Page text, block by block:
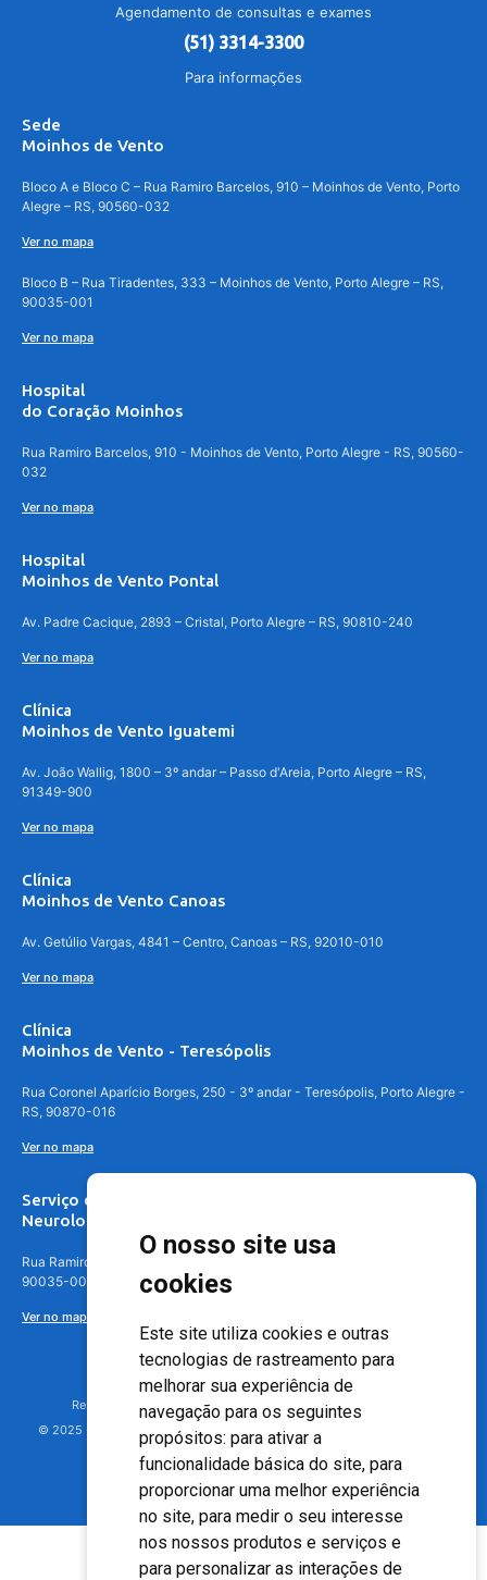
O nosso site usa
cookies
Este site utiliza cookies e outras
tecnologias de rastreamento para
melhorar sua experiência de
navegação para os seguintes
propósitos: para ativar a
funcionalidade básica do site, para
proporcionar uma melhor experiência
no site, para medir o seu interesse
nos nossos produtos e serviços e
para personalizar as interações de
Agendamento de consultas e exames
(51) 3314-3300
Para informações
Sede
Moinhos de Vento
Bloco A e Bloco C – Rua Ramiro Barcelos, 910 – Moinhos de Vento, Porto
Alegre – RS, 90560-032
Ver no mapa
Bloco B – Rua Tiradentes, 333 – Moinhos de Vento, Porto Alegre – RS,
90035-001
Ver no mapa
Hospital
do Coração Moinhos
Rua Ramiro Barcelos, 910 - Moinhos de Vento, Porto Alegre - RS, 90560-
032
Ver no mapa
Hospital
Moinhos de Vento Pontal
Av. Padre Cacique, 2893 – Cristal, Porto Alegre – RS, 90810-240
Ver no mapa
Clínica
Moinhos de Vento Iguatemi
Av. João Wallig, 1800 – 3º andar – Passo d'Areia, Porto Alegre – RS,
91349-900
Ver no mapa
Clínica
Moinhos de Vento Canoas
Av. Getúlio Vargas, 4841 – Centro, Canoas – RS, 92010-010
Ver no mapa
Clínica
Moinhos de Vento - Teresópolis
Rua Coronel Aparício Borges, 250 - 3º andar - Teresópolis, Porto Alegre -
RS, 90870-016
Ver no mapa
Serviço de
Neurologia
Rua Ramiro Barcelos, 630 – 5º andar – Floresta, Porto Alegre – RS,
90035-001
Ver no mapa
Responsável Técnico: Dr. Luiz Antonio Nasi - CREMERS 11217
© 2025 - Hospital Moinhos de Vento - Registro Empresa (CRM-RS): 425